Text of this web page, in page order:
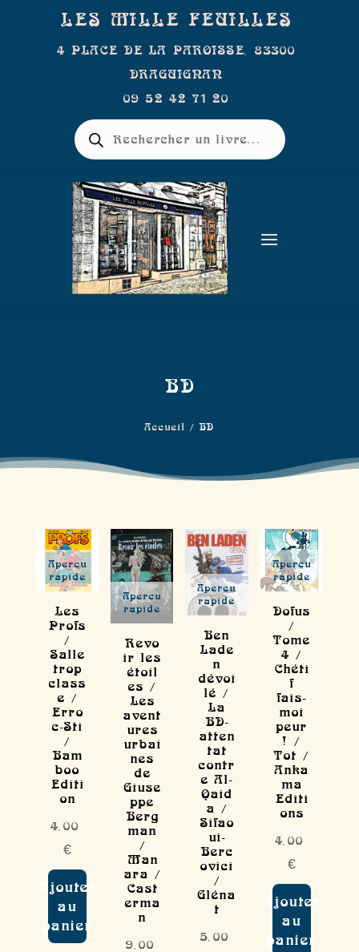
LES MILLE FEUILLES
4 PLACE DE LA PAROISSE, 83300
DRAGUIGNAN
09 52 42 71 20
Recherche
de
produits
BD
Accueil / BD
Aperçu
rapide
Les
Profs
/
Salle
trop
class
e /
Erro
c-Sti
/
Bam
boo
Editi
on
4,00
€
Ajouter
au
panier
Aperçu
rapide
Revo
ir les
étoil
es /
Les
avent
ures
urbai
nes
de
Giuse
ppe
Berg
man
/
Man
ara /
Cast
erma
n
9,00
Aperçu
rapide
Ben
Lade
n
dévoi
lé /
La
BD-
atten
tat
contr
e Al-
Qaid
a /
Sifao
ui-
Berc
ovici
/
Gléna
t
5,00
Aperçu
rapide
Dofus
/
Tome
4 /
Chéti
f
fais-
moi
peur
! /
Tot /
Anka
ma
Editi
ons
4,00
€
Ajouter
au
panier